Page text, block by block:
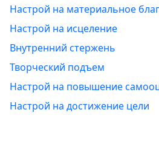
Настрой на материальное
Настрой на исцеление
Внутренний стержень
Творческий подъем
Настрой на повышение
Настрой на достижение цели